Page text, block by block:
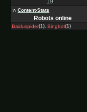
19
Content-Stats
Robots online
Baiduspider(1), Bingbot(1)